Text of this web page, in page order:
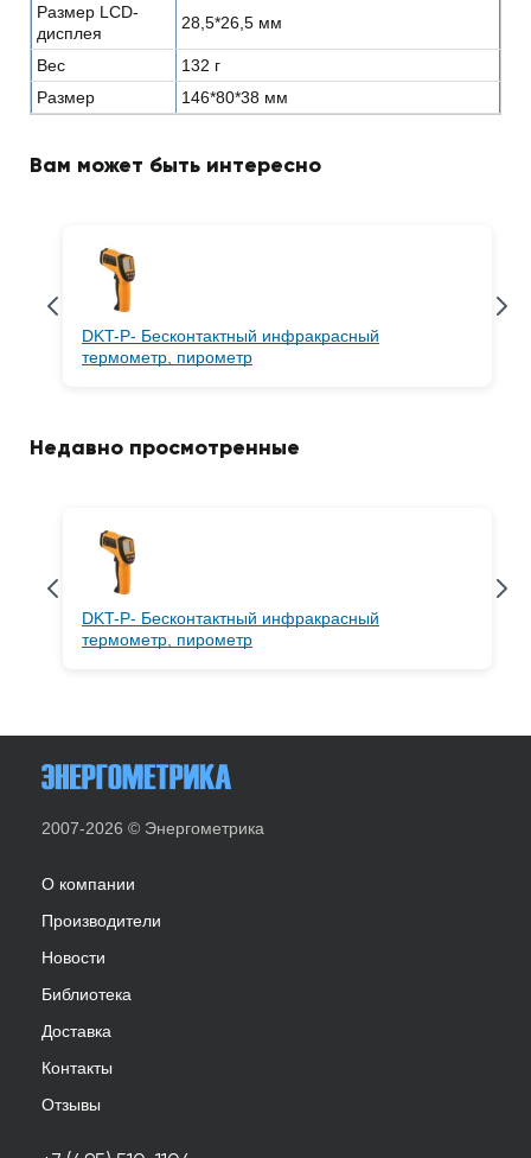
Размер LCD-
дисплея
28,5*26,5 мм
Вес
132 г
Размер
146*80*38 мм
Вам может быть интересно
DKT-P- Бесконтактный инфракрасный
термометр, пирометр
Недавно просмотренные
DKT-P- Бесконтактный инфракрасный
термометр, пирометр
2007-2026 © Энергометрика
О компании
Производители
Новости
Библиотека
Доставка
Контакты
Отзывы